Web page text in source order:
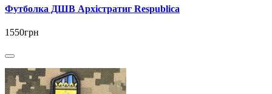
Футболка ДШВ Архістратиг Respublica
1550грн